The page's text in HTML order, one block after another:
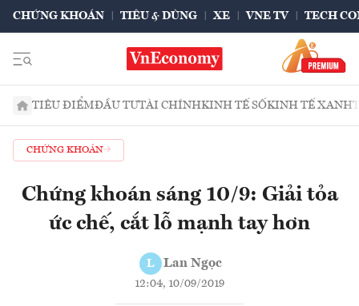
CHỨNG KHOÁN TIÊU & DÙNG XE VNE TV TECH
TIÊU ĐIỂMĐẦU TƯTÀI CHÍNHKINH TẾ SỐKINH TẾ XANH
CHỨNG KHOÁN
Chứng khoán sáng 10/9: Giải tỏa
ức chế, cắt lỗ mạnh tay hơn
L Lan Ngọc
12:04, 10/09/2019